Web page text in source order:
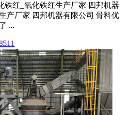
铁红_氧化铁红生产厂家 四邦机器
产厂家 四邦机器有限公司 骨料优
...